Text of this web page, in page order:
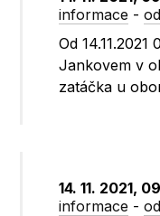
informace -
Od
Jankovem v
zatáčka u
14. 11. 2021,
informace -